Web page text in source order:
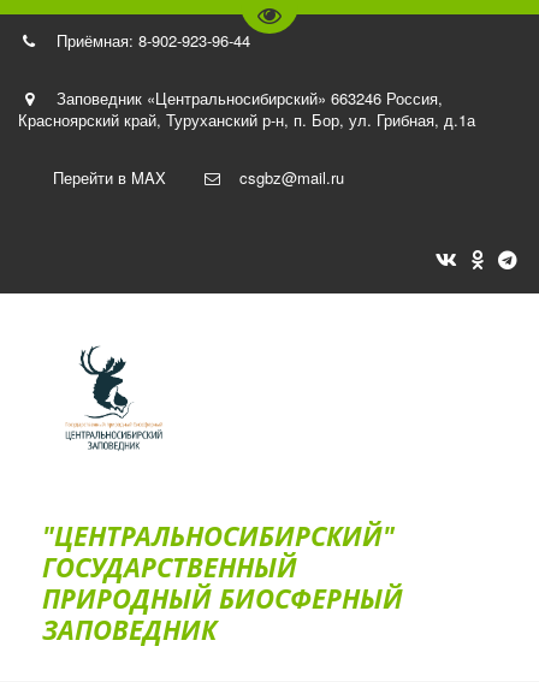
Перейти на версию для
Приёмная: 8-902-923-96-44
Заповедник «Центральносибирский» 663246 Россия,
Красноярский край, Туруханский р-н, п. Бор, ул. Грибная, д.1а
Перейти в MAX csgbz@mail.ru
"ЦЕНТРАЛЬНОСИБИРСКИЙ"
ГОС­УДАРСТВЕННЫЙ
ПРИРОДНЫЙ БИОСФЕРНЫЙ
ЗАПОВЕДНИК